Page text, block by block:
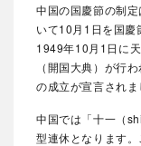
中国の国慶節の制
いて10月1日を国慶
1949年10月1日に
（開国大典）が行
の成立が宣言されま
中国では「十一（
型連休となります